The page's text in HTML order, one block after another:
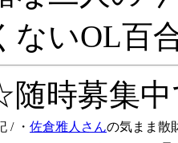
ないOL百
時募集
/ ・ 佐倉雅人さんの気まま散